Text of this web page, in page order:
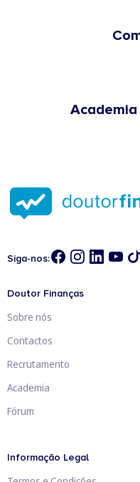
Academia
Siga-nos:
Doutor Finanças
Sobre nós
Contactos
Recrutamento
Academia
Fórum
Informação Legal